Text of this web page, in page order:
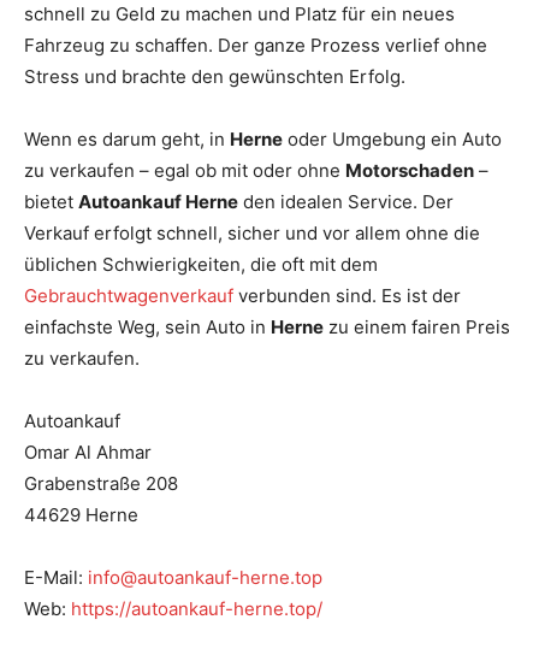
schnell zu Geld zu machen und Platz für ein neues
Fahrzeug zu schaffen. Der ganze Prozess verlief ohne
Stress und brachte den gewünschten Erfolg.
Wenn es darum geht, in Herne oder Umgebung ein Auto
zu verkaufen – egal ob mit oder ohne Motorschaden –
bietet Autoankauf Herne den idealen Service. Der
Verkauf erfolgt schnell, sicher und vor allem ohne die
üblichen Schwierigkeiten, die oft mit dem
Gebrauchtwagenverkauf verbunden sind. Es ist der
einfachste Weg, sein Auto in Herne zu einem fairen Preis
zu verkaufen.
Autoankauf
Omar Al Ahmar
Grabenstraße 208
44629 Herne
E-Mail: info@autoankauf-herne.top
Web: https://autoankauf-herne.top/